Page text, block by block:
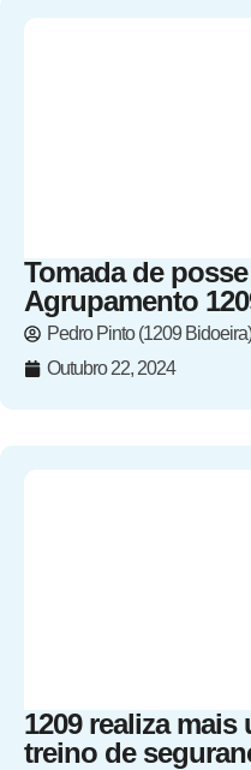
Tomada de
Agrupamento
Pedro Pinto (1209 Bidoeira)
Outubro 22, 2024
1209 realiza
treino de